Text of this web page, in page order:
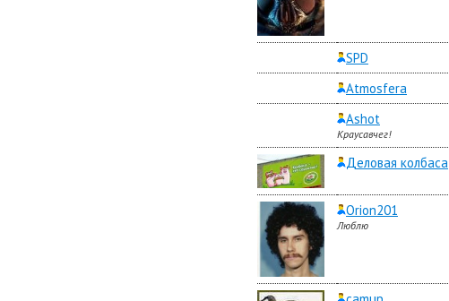
SPD
Atmosfera
Ashot
Краусавчег!
Деловая колбаса
Orion201
Люблю